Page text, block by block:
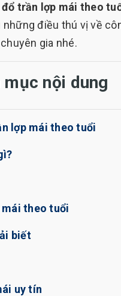
đổ trần lợp mái theo
những điều thú vị về
gia nhé.
mục nội dung
lợp mái theo tuổi
mái theo tuổi
biết
uy tín